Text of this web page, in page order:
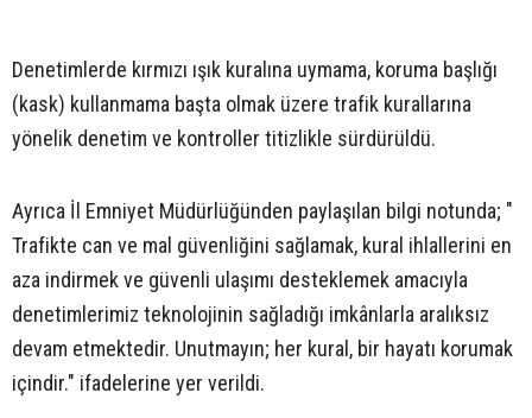
Denetimlerde kırmızı ışık kuralına uymama, koruma başlığı
(kask) kullanmama başta olmak üzere trafik kurallarına
yönelik denetim ve kontroller titizlikle sürdürüldü.
Ayrıca İl Emniyet Müdürlüğünden paylaşılan bilgi notunda; "
Trafikte can ve mal güvenliğini sağlamak, kural ihlallerini en
aza indirmek ve güvenli ulaşımı desteklemek amacıyla
denetimlerimiz teknolojinin sağladığı imkânlarla aralıksız
devam etmektedir. Unutmayın; her kural, bir hayatı korumak
içindir." ifadelerine yer verildi.